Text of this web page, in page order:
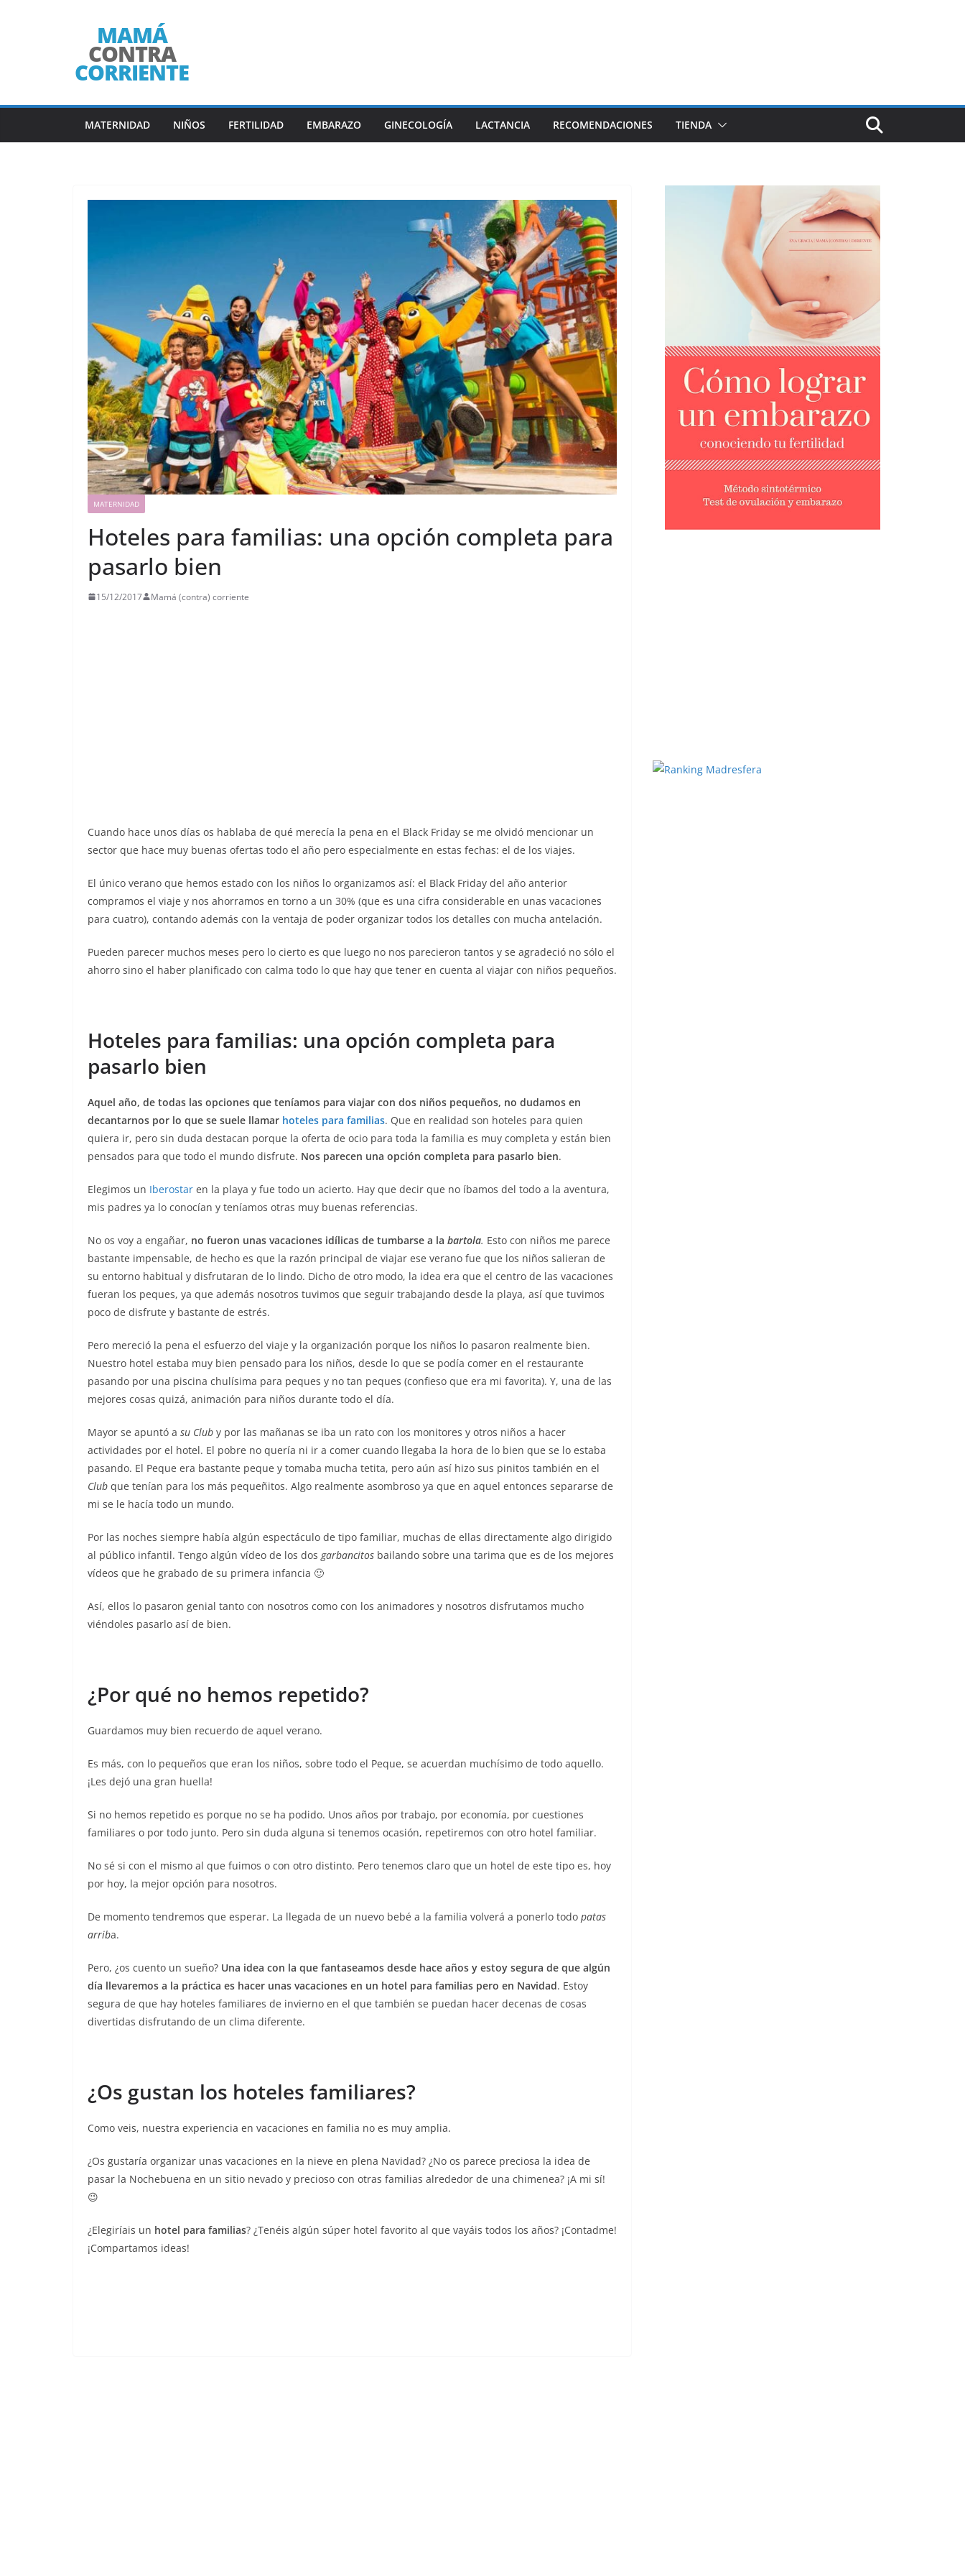
MATERNIDAD NIÑOS FERTILIDAD EMBARAZO GINECOLOGÍA LACTANCIA RECOMENDACIONES TIENDA
MATERNIDAD
Hoteles para familias: una opción completa para
pasarlo bien
15/12/2017 Mamá (contra) corriente
Cuando hace unos días os hablaba de qué merecía la pena en el Black Friday se me olvidó mencionar un
sector que hace muy buenas ofertas todo el año pero especialmente en estas fechas: el de los viajes.
El único verano que hemos estado con los niños lo organizamos así: el Black Friday del año anterior
compramos el viaje y nos ahorramos en torno a un 30% (que es una cifra considerable en unas vacaciones
para cuatro), contando además con la ventaja de poder organizar todos los detalles con mucha antelación.
Pueden parecer muchos meses pero lo cierto es que luego no nos parecieron tantos y se agradeció no sólo el
ahorro sino el haber planificado con calma todo lo que hay que tener en cuenta al viajar con niños pequeños.
Hoteles para familias: una opción completa para
pasarlo bien
Aquel año, de todas las opciones que teníamos para viajar con dos niños pequeños, no dudamos en
decantarnos por lo que se suele llamar hoteles para familias. Que en realidad son hoteles para quien
quiera ir, pero sin duda destacan porque la oferta de ocio para toda la familia es muy completa y están bien
pensados para que todo el mundo disfrute. Nos parecen una opción completa para pasarlo bien.
Elegimos un Iberostar en la playa y fue todo un acierto. Hay que decir que no íbamos del todo a la aventura,
mis padres ya lo conocían y teníamos otras muy buenas referencias.
No os voy a engañar, no fueron unas vacaciones idílicas de tumbarse a la bartola. Esto con niños me parece
bastante impensable, de hecho es que la razón principal de viajar ese verano fue que los niños salieran de
su entorno habitual y disfrutaran de lo lindo. Dicho de otro modo, la idea era que el centro de las vacaciones
fueran los peques, ya que además nosotros tuvimos que seguir trabajando desde la playa, así que tuvimos
poco de disfrute y bastante de estrés.
Pero mereció la pena el esfuerzo del viaje y la organización porque los niños lo pasaron realmente bien.
Nuestro hotel estaba muy bien pensado para los niños, desde lo que se podía comer en el restaurante
pasando por una piscina chulísima para peques y no tan peques (confieso que era mi favorita). Y, una de las
mejores cosas quizá, animación para niños durante todo el día.
Mayor se apuntó a su Club y por las mañanas se iba un rato con los monitores y otros niños a hacer
actividades por el hotel. El pobre no quería ni ir a comer cuando llegaba la hora de lo bien que se lo estaba
pasando. El Peque era bastante peque y tomaba mucha tetita, pero aún así hizo sus pinitos también en el
Club que tenían para los más pequeñitos. Algo realmente asombroso ya que en aquel entonces separarse de
mi se le hacía todo un mundo.
Por las noches siempre había algún espectáculo de tipo familiar, muchas de ellas directamente algo dirigido
al público infantil. Tengo algún vídeo de los dos garbancitos bailando sobre una tarima que es de los mejores
vídeos que he grabado de su primera infancia 🙂
Así, ellos lo pasaron genial tanto con nosotros como con los animadores y nosotros disfrutamos mucho
viéndoles pasarlo así de bien.
¿Por qué no hemos repetido?
Guardamos muy bien recuerdo de aquel verano.
Es más, con lo pequeños que eran los niños, sobre todo el Peque, se acuerdan muchísimo de todo aquello.
¡Les dejó una gran huella!
Si no hemos repetido es porque no se ha podido. Unos años por trabajo, por economía, por cuestiones
familiares o por todo junto. Pero sin duda alguna si tenemos ocasión, repetiremos con otro hotel familiar.
No sé si con el mismo al que fuimos o con otro distinto. Pero tenemos claro que un hotel de este tipo es, hoy
por hoy, la mejor opción para nosotros.
De momento tendremos que esperar. La llegada de un nuevo bebé a la familia volverá a ponerlo todo patas
arriba.
Pero, ¿os cuento un sueño? Una idea con la que fantaseamos desde hace años y estoy segura de que algún
día llevaremos a la práctica es hacer unas vacaciones en un hotel para familias pero en Navidad. Estoy
segura de que hay hoteles familiares de invierno en el que también se puedan hacer decenas de cosas
divertidas disfrutando de un clima diferente.
¿Os gustan los hoteles familiares?
Como veis, nuestra experiencia en vacaciones en familia no es muy amplia.
¿Os gustaría organizar unas vacaciones en la nieve en plena Navidad? ¿No os parece preciosa la idea de
pasar la Nochebuena en un sitio nevado y precioso con otras familias alrededor de una chimenea? ¡A mi sí!
😉
¿Elegiríais un hotel para familias? ¿Tenéis algún súper hotel favorito al que vayáis todos los años? ¡Contadme!
¡Compartamos ideas!